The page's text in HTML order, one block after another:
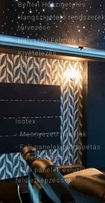
Beltéri Hőszigetelés
Hangszigetelő rendszerek
tervezése
Helyszíni Felmérés
Kivételezés
Akusztikai felmérés
TERMÉKEINK
Isotex
- Mennyezeti panelek
- Fali panelek paírtapétás
felületképzéssel
- Fali panelek exluzív
felületképzéssel